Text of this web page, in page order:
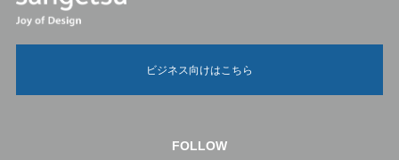
ビジネス向けはこちら
FOLLOW